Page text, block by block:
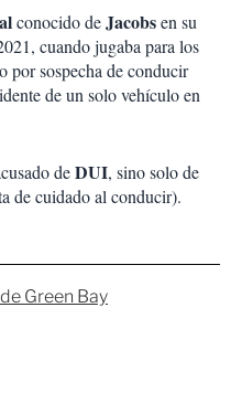
conocido deJacobsen su
cuando jugaba para los
por sospecha de conducir
de un solo vehículo en
deDUI, sino solo de
de cuidado al conducir).
Green Bay